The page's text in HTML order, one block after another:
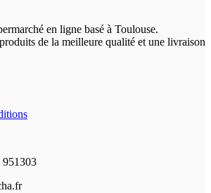
en ligne basé à Toulouse.
de la meilleure qualité et une livraison
951303